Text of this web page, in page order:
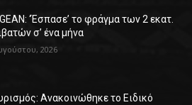
‘Έσπασε’ το φράγμα των 2 εκατ.
σ’ ένα μήνα
2026
Ανακοινώθηκε το Ειδικό